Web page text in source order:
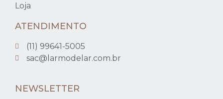
Loja
ATENDIMENTO
(11) 99641-5005
sac@larmodelar.com.br
NEWSLETTER